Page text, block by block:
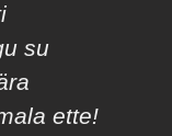
su
ette!